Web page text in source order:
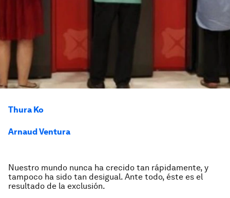
Thura Ko
Arnaud Ventura
Nuestro mundo nunca ha crecido tan rápidamente, y
tampoco ha sido tan desigual. Ante todo, éste es el
resultado de la exclusión.